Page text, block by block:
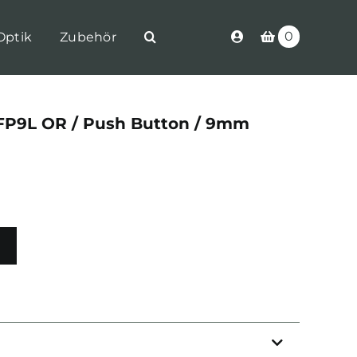
Zubehör 0
OR / Push Button / 9mm